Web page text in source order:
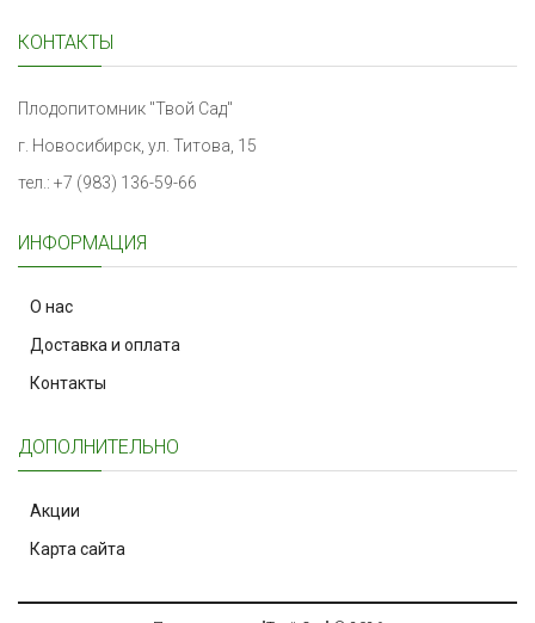
КОНТАКТЫ
Плодопитомник "Твой Сад"
г. Новосибирск, ул. Титова, 15
тел.: +7 (983) 136-59-66
ИНФОРМАЦИЯ
О нас
Доставка и оплата
Контакты
ДОПОЛНИТЕЛЬНО
Акции
Карта сайта